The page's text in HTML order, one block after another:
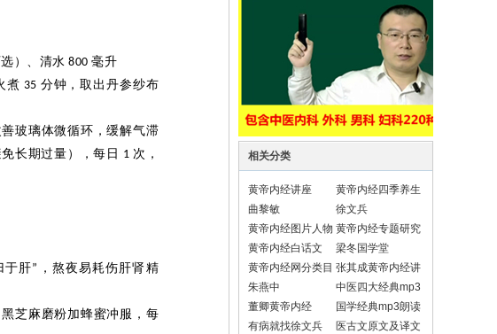
）、清水 800 毫升
煮 35 分钟，取出丹参纱布
玻璃体微循环，缓解气滞
长期过量），每日 1 次，
于肝” ，熬夜易耗伤肝肾精
芝麻磨粉加蜂蜜冲服，每
相关分类
黄帝内经讲座
黄帝内经四季养生
法
曲黎敏
徐文兵
黄帝内经图片人物 黄帝内经专题研究
黄帝内经白话文
梁冬国学堂
黄帝内经网分类目
录导航
张其成黄帝内经讲
座
朱燕中
中医四大经典mp3
朗读
董卿黄帝内经
国学经典mp3朗读
有病就找徐文兵
医古文原文及译文